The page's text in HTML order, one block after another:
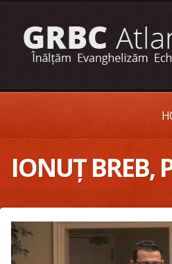
IONUȚ BREB,